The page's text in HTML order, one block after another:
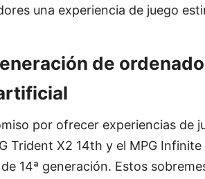
una experiencia de juego
de
por ofrecer experiencias de
Trident X2 14th y el MPG
14ª generación. Estos